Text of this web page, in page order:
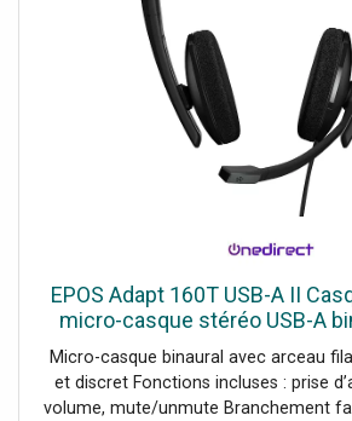
EPOS Adapt 160T USB-A II
micro-casque stéréo USB-A
pratique, idéal pour
Micro-casque binaural avec arceau
et discret Fonctions incluses : prise
volume, mute/unmute Branchement